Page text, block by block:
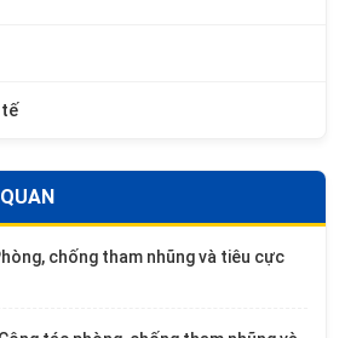
chống tham nhũng và tiêu cực